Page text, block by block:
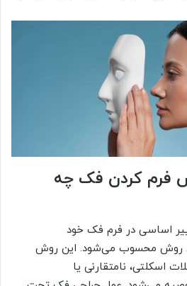
فرم کردن فک چه
اساسی در فرم فک خود
روش محسوب می‌شود. این روش
اسکلتی، نامتقارنی یا